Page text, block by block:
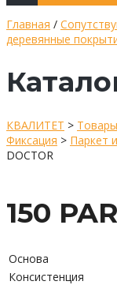
Главная /
деревянные
КВАЛИТЕТ > Товары
Фиксация > Паркет
DOCTOR
150
Основа
Консистенция